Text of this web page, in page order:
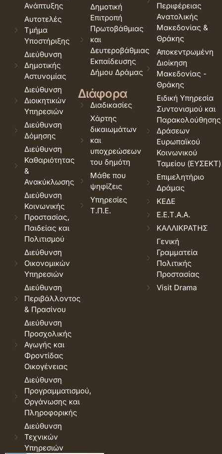
Ανάπτυξης
Αυτοτελές
Τμήμα
Υποστήριξης
Διεύθυνση
Δημοτικής
Αστυνομίας
Διεύθυνση
Διοικητικών
Υπηρεσιών
Διεύθυνση
Δόμησης
Διεύθυνση
Καθαριότητας
&
Ανακύκλωσης
Διεύθυνση
Κοινωνικής
Προστασίας,
Παιδείας και
Πολιτισμού
Διεύθυνση
Οικονομικών
Υπηρεσιών
Διεύθυνση
Περιβάλλοντος
& Πρασίνου
Διεύθυνση
Προσχολικής
Αγωγής και
Φροντίδας
Οικογένειας
Διεύθυνση
Προγραμματισμού,
Οργάνωσης και
Πληροφορικής
Διεύθυνση
Τεχνικών
Υπηρεσιών
Δημοτική
Επιτροπή
Πρωτοβάθμιας
και
Δευτεροβάθμιας
Εκπαίδευσης
Δήμου Δράμας
Διάφορα
Διαδικασίες
Χάρτης
δικαιωμάτων
και
υποχρεώσεων
του δημότη
Μάθε που
ψηφίζεις
Υπηρεσίες
Τ.Π.Ε.
Περιφέρειας
Ανατολικής
Μακεδονίας &
Θράκης
Αποκεντρωμένη
Διοίκηση
Μακεδονίας -
Θράκης
Ειδική Υπηρεσία
Συντονισμού και
Παρακολούθησης
Δράσεων
Ευρωπαϊκού
Κοινωνικού
Ταμείου (ΕΥΣΕΚΤ)
Επιμελητήριο
Δράμας
ΚΕΔΕ
Ε.Ε.Τ.Α.Α.
ΚΑΛΛΙΚΡΑΤΗΣ
Γενική
Γραμματεία
Πολιτικής
Προστασίας
Visit Drama